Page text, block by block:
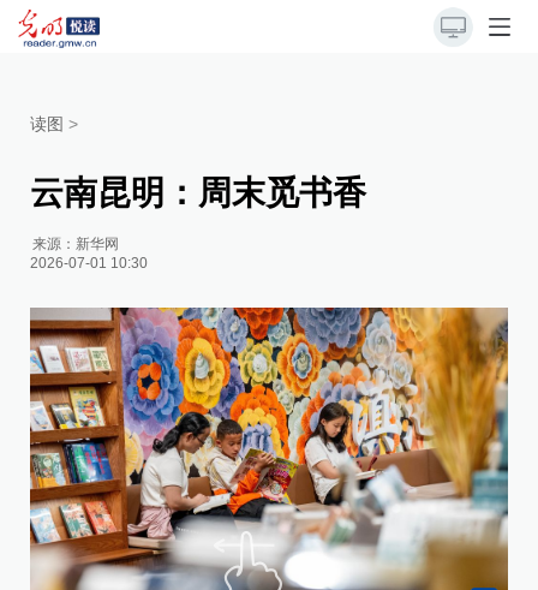
读图 >
云南昆明：周末觅书香
来源： 新华网
2026-07-01 10:30